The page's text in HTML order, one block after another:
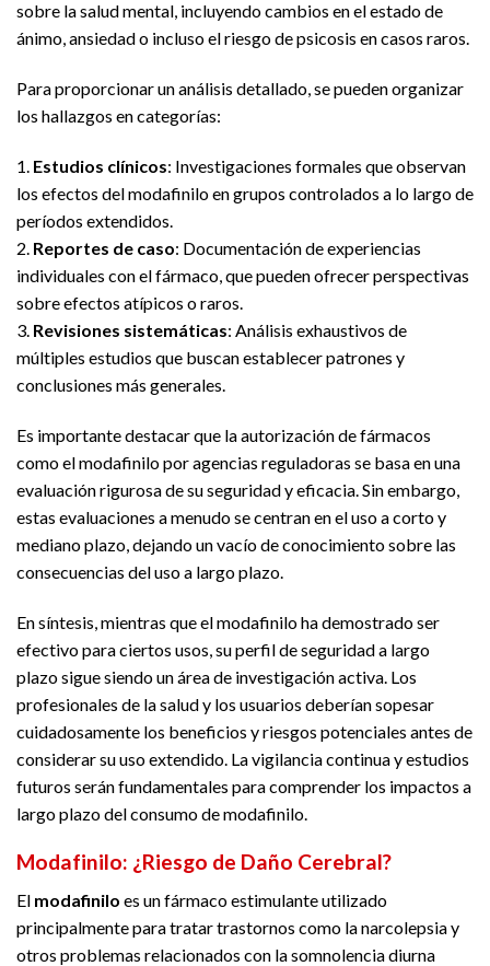
sobre la salud mental, incluyendo cambios en el estado de
ánimo, ansiedad o incluso el riesgo de psicosis en casos raros.
Para proporcionar un análisis detallado, se pueden organizar
los hallazgos en categorías:
1. Estudios clínicos: Investigaciones formales que observan
los efectos del modafinilo en grupos controlados a lo largo de
períodos extendidos.
2. Reportes de caso: Documentación de experiencias
individuales con el fármaco, que pueden ofrecer perspectivas
sobre efectos atípicos o raros.
3. Revisiones sistemáticas: Análisis exhaustivos de
múltiples estudios que buscan establecer patrones y
conclusiones más generales.
Es importante destacar que la autorización de fármacos
como el modafinilo por agencias reguladoras se basa en una
evaluación rigurosa de su seguridad y eficacia. Sin embargo,
estas evaluaciones a menudo se centran en el uso a corto y
mediano plazo, dejando un vacío de conocimiento sobre las
consecuencias del uso a largo plazo.
En síntesis, mientras que el modafinilo ha demostrado ser
efectivo para ciertos usos, su perfil de seguridad a largo
plazo sigue siendo un área de investigación activa. Los
profesionales de la salud y los usuarios deberían sopesar
cuidadosamente los beneficios y riesgos potenciales antes de
considerar su uso extendido. La vigilancia continua y estudios
futuros serán fundamentales para comprender los impactos a
largo plazo del consumo de modafinilo.
Modafinilo: ¿Riesgo de Daño Cerebral?
El modafinilo es un fármaco estimulante utilizado
principalmente para tratar trastornos como la narcolepsia y
otros problemas relacionados con la somnolencia diurna